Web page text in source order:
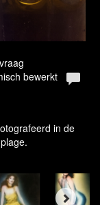
bewerkt
in de